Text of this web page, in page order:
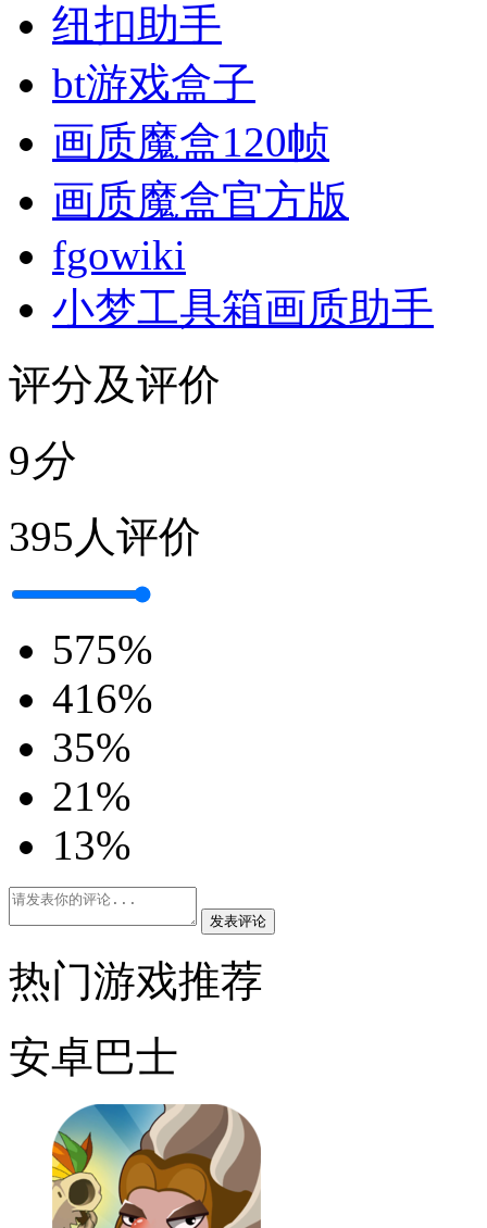
纽扣助手
bt游戏盒子
画质魔盒120帧
画质魔盒官方版
fgowiki
小梦工具箱画质助手
评分及评价
9分
395人评价
575%
416%
35%
21%
13%
发表评论
热门游戏推荐
安卓巴士